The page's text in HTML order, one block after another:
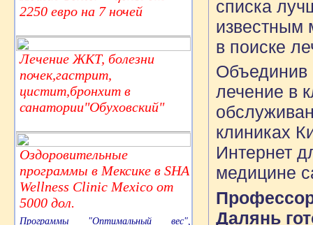
2250 евро на 7 ночей
Лечение ЖКТ, болезни
почек,гастрит,
цистит,бронхит в
санатории"Обуховский"
Оздоровительные
программы в Мексике в SHA
Wellness Clinic Mexico от
5000 дол.
Программы "Оптимальный вес",
списка
известным
в поиске
Объединив
лечение в
клиниках
Интернет
медицине
Далянь